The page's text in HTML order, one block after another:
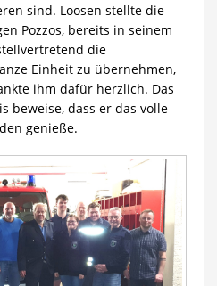
sind. Loosen stellte die
Pozzos, bereits in seinem
die
Einheit zu übernehmen,
ihm dafür herzlich. Das
beweise, dass er das volle
genieße.